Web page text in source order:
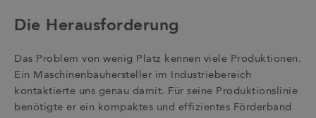
Die Herausforderung
Das Problem von wenig Platz kennen viele Produktionen.
Ein Maschinenbauhersteller im Industriebereich
kontaktierte uns genau damit. Für seine Produktionslinie
benötigte er ein kompaktes und effizientes Förderband